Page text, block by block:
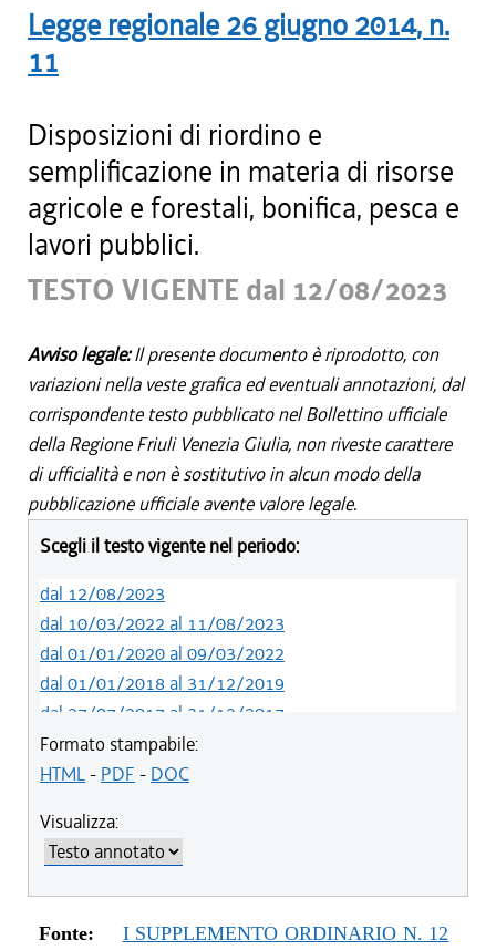
Legge regionale 26 giugno 2014, n.
11
Disposizioni di riordino e
semplificazione in materia di risorse
agricole e forestali, bonifica, pesca e
lavori pubblici.
TESTO VIGENTE dal 12/08/2023
Avviso legale:Il presente documento è riprodotto, con
variazioni nella veste grafica ed eventuali annotazioni, dal
corrispondente testo pubblicato nel Bollettino ufficiale
della Regione Friuli Venezia Giulia, non riveste carattere
di ufficialità e non è sostitutivo in alcun modo della
pubblicazione ufficiale avente valore legale.
Scegli il testo vigente nel periodo:
dal 12/08/2023
dal 10/03/2022 al 11/08/2023
dal 01/01/2020 al 09/03/2022
dal 01/01/2018 al 31/12/2019
dal 27/07/2017 al 31/12/2017
dal 13/01/2016 al 26/07/2017
dal 07/01/2015 al 12/01/2016
Formato stampabile:
HTML- PDF - DOC
Visualizza:
Fonte:
I SUPPLEMENTO ORDINARIO N. 12